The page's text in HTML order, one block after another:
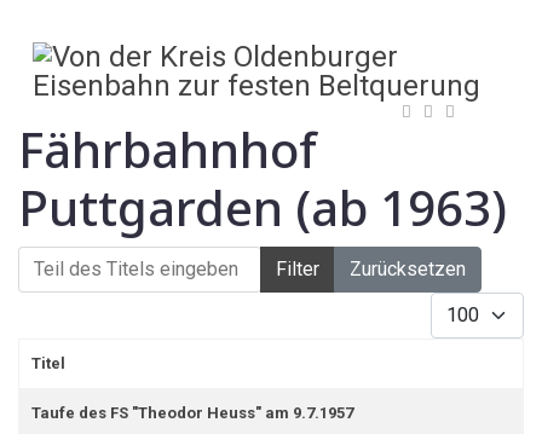
Fährbahnhof
Puttgarden (ab 1963)
Teil des Titels eingeben
Filter Zurücksetzen
Anzeige #
Titel
Taufe des FS "Theodor Heuss" am 9.7.1957